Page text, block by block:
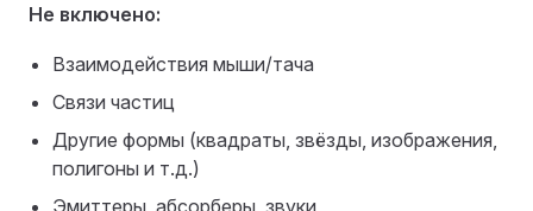
Не включено:
Взаимодействия мыши/тача
Связи частиц
Другие формы (квадраты, звёзды, изображения,
полигоны и т.д.)
Эмиттеры, абсорберы, звуки